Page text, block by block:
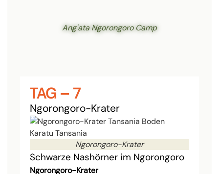
Ang'ata Ngorongoro Camp
TAG – 7
Ngorongoro-Krater
Ngorongoro-Krater
Schwarze Nashörner im Ngorongoro
Ngorongoro-Krater